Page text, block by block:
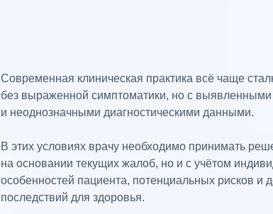
Современная клиническая практика всё чаще
без выраженной симптоматики, но с
и неоднозначными диагностическими данными.
В этих условиях врачу необходимо принимать
на основании текущих жалоб, но и с учётом
особенностей пациента, потенциальных рисков и
последствий для здоровья.